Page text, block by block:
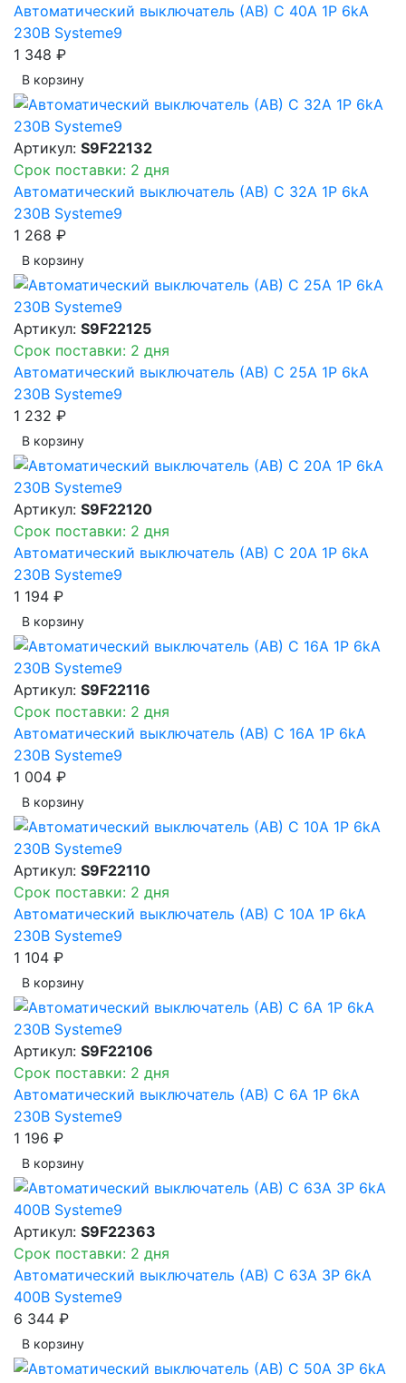
Автоматический выключатель (АВ) C 40A 1P 6kA
230В Systeme9
1 348 ₽
В корзинy
Артикул: S9F22132
Срок поставки: 2 дня
Автоматический выключатель (АВ) C 32A 1P 6kA
230В Systeme9
1 268 ₽
В корзинy
Артикул: S9F22125
Срок поставки: 2 дня
Автоматический выключатель (АВ) C 25A 1P 6kA
230В Systeme9
1 232 ₽
В корзинy
Артикул: S9F22120
Срок поставки: 2 дня
Автоматический выключатель (АВ) C 20A 1P 6kA
230В Systeme9
1 194 ₽
В корзинy
Артикул: S9F22116
Срок поставки: 2 дня
Автоматический выключатель (АВ) C 16A 1P 6kA
230В Systeme9
1 004 ₽
В корзинy
Артикул: S9F22110
Срок поставки: 2 дня
Автоматический выключатель (АВ) C 10A 1P 6kA
230В Systeme9
1 104 ₽
В корзинy
Артикул: S9F22106
Срок поставки: 2 дня
Автоматический выключатель (АВ) C 6A 1P 6kA
230В Systeme9
1 196 ₽
В корзинy
Артикул: S9F22363
Срок поставки: 2 дня
Автоматический выключатель (АВ) C 63A 3P 6kA
400В Systeme9
6 344 ₽
В корзинy